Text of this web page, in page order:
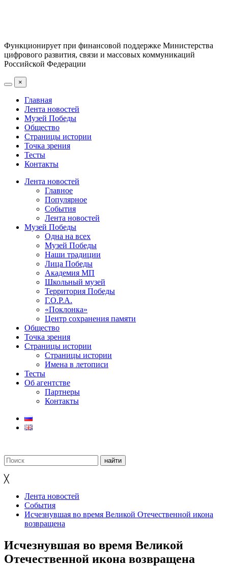
Функционирует при финансовой поддержке Министерства
цифрового развития, связи и массовых коммуникаций
Российской Федерации
×
Главная
Лента новостей
Музей Победы
Общество
Страницы истории
Точка зрения
Тесты
Контакты
Лента новостей
Главное
Популярное
События
Лента новостей
Музей Победы
Одна на всех
Музей Победы
Наши традиции
Лица Победы
Академия МП
Школьный музей
Территория Победы
Г.О.Р.А.
«Поклонка»
Центр сохранения памяти
Общество
Точка зрения
Страницы истории
Страницы истории
Имена в летописи
Тесты
Об агентстве
Партнеры
Контакты
╳
Лента новостей
События
Исчезнувшая во время Великой Отечественной икона
возвращена
Исчезнувшая во время Великой
Отечественной икона возвращена